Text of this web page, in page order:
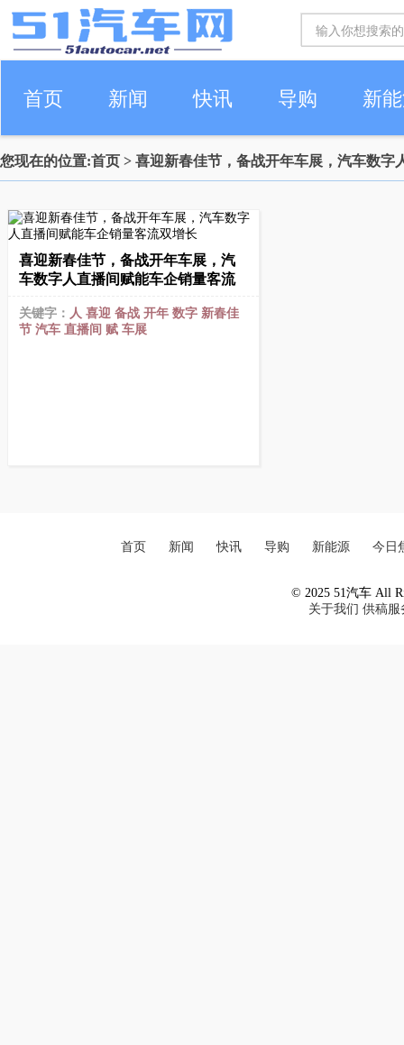
首页 新闻 快讯 导购 新
车生活
您现在的位置:首页 > 喜迎新春佳节，备战开年车展，汽车数字
喜迎新春佳节，备战开年车展，汽
车数字人直播间赋能车企销量客流
关键字： 人 喜迎 备战 开年 数字 新春佳
节 汽车 直播间 赋 车展
首页 新闻 快讯 导购 新能源 今日
© 2025 51汽车 All
关于我们 供稿服